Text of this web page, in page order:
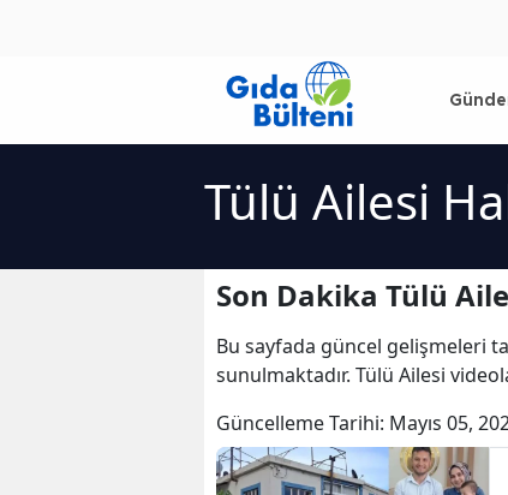
Tülü Ailesi
Son Dakika Tülü
Bu sayfada güncel gelişmeleri
sunulmaktadır. Tülü Ailesi
Güncelleme Tarihi: Mayıs 05,